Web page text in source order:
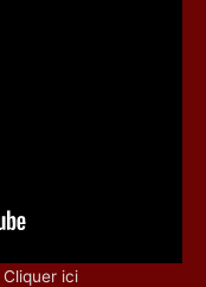
Cliquer ici